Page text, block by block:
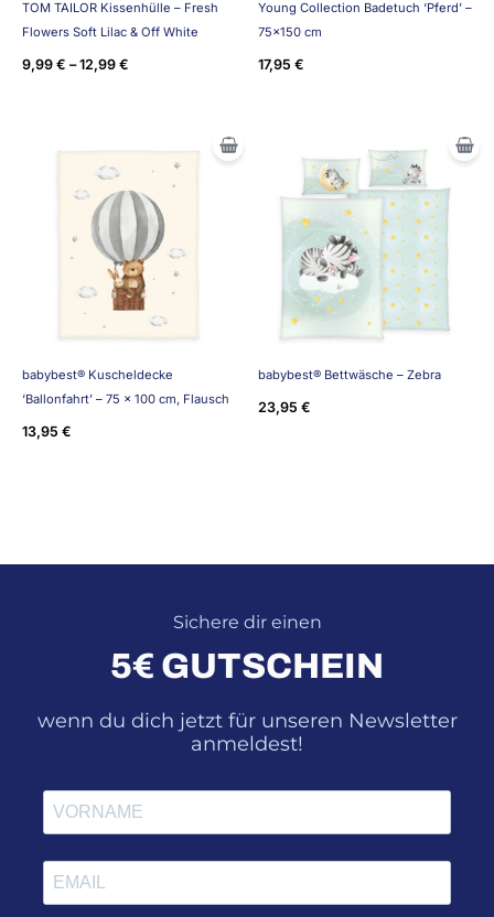
TOM TAILOR Kissenhülle – Fresh
Flowers Soft Lilac & Off White
9,99 € –12,99 €
Young Collection Badetuch ‘Pferd’ –
75×150 cm
17,95 €
babybest® Kuscheldecke
‘Ballonfahrt’ – 75 x 100 cm, Flausch
13,95 €
babybest® Bettwäsche – Zebra
23,95 €
Sichere dir einen
5€ GUTSCHEIN
wenn du dich jetzt für unseren Newsletter
anmeldest!